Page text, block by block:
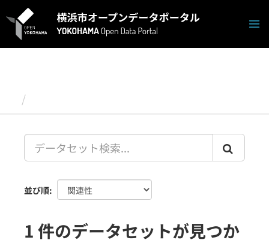
キ
並び順
1 件のデータセットが見つか